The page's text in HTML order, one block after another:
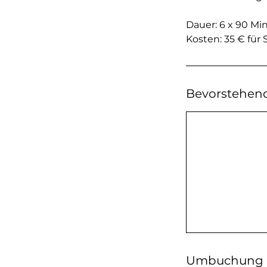
Dauer: 6 x 90
Umbuchung